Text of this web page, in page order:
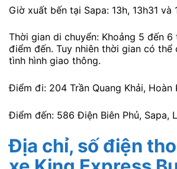
Giờ xuất bến tại Sapa: 13h, 13h31 và
Thời gian di chuyển: Khoảng 5 đến
điểm đến. Tuy nhiên thời gian có thể
tình hình giao thông.
Điểm đi: 204 Trần Quang Khải, Hoàn
Điểm đến: 586 Điện Biên Phủ, Sapa,
Địa chỉ, số điện